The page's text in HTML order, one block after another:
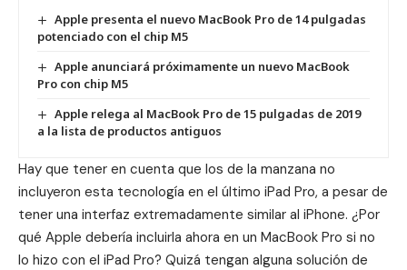
Apple presenta el nuevo MacBook Pro de 14 pulgadas
potenciado con el chip M5
Apple anunciará próximamente un nuevo MacBook
Pro con chip M5
Apple relega al MacBook Pro de 15 pulgadas de 2019
a la lista de productos antiguos
Hay que tener en cuenta que los de la manzana no
incluyeron esta tecnología en el último iPad Pro, a pesar de
tener una interfaz extremadamente similar al iPhone. ¿Por
qué Apple debería incluirla ahora en un MacBook Pro si no
lo hizo con el iPad Pro? Quizá tengan alguna solución de